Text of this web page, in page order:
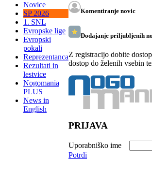
Novice
SP 2026
1. SNL
Evropske lige
Evropski
pokali
Reprezentanca
Rezultati in
lestvice
Nogomania
PLUS
News in
English
Komentiranje novic
Dodajanje priljubljenih
Z registracijo dobite
dostop do želenih vsebin
PRIJAVA
Uporabniško ime
Potrdi